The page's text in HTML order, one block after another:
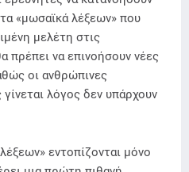
«μωσαϊκά λέξεων» που
μελέτη στις
πρέπει να επινοήσουν νέες
οι ανθρώπινες
λόγος δεν υπάρχουν
εντοπίζονται μόνο